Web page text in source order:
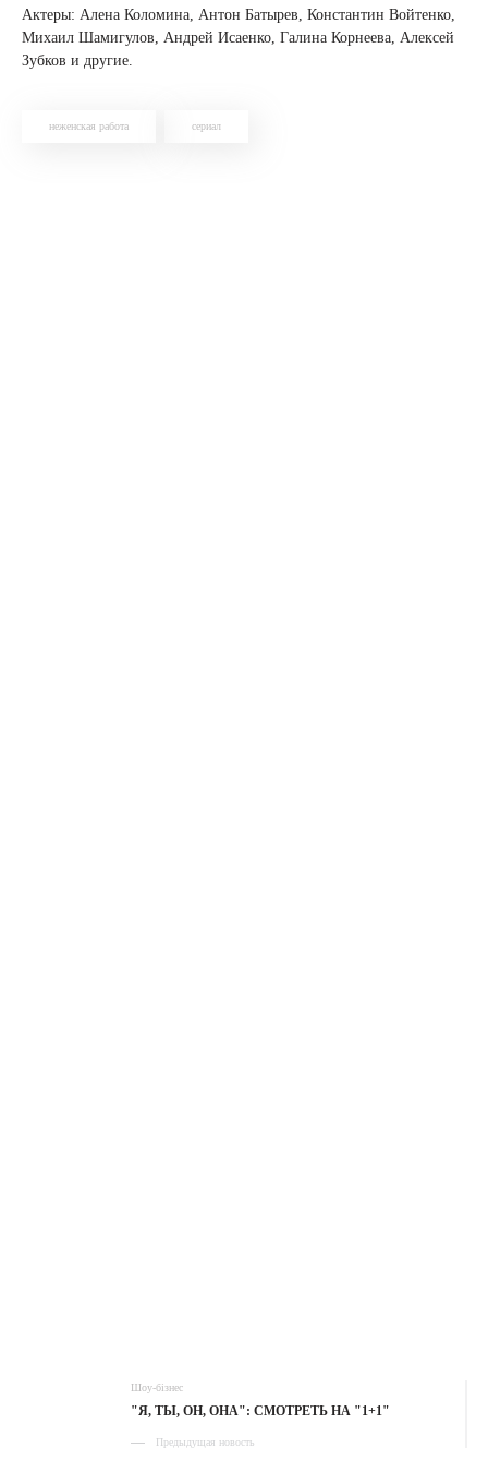
Актеры: Алена Коломина, Антон Батырев, Константин Войтенко,
Михаил Шамигулов, Андрей Исаенко, Галина Корнеева, Алексей
Зубков и другие.
неженская работа сериал
Шоу-бізнес
"Я, ТЫ, ОН, ОНА": СМОТРЕТЬ НА "1+1"
Предыдущая новость